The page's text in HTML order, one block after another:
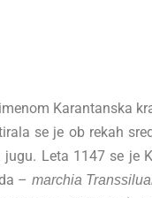
Karantanska
se je ob rekah
Leta 1147 se je
– marchia